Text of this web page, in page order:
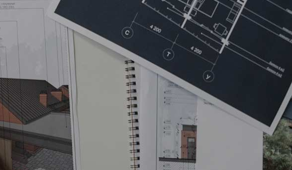
DOWNLIGHT ARMATURLER
DEKORATİF SPOTLAR
RAYLI SPOTLAR
DUVAR VE TAVAN ARMATÜRLERİ
PANEL ARMATÜRLERİ
TEMİZ ODA ARMATÜRLERİ
ACİL AYDINLATMA